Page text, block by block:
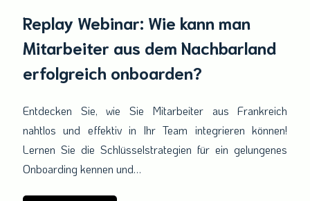
Webinar:
Wie
man
aus
dem
Nachbarland
erfolgreich
Replay Webinar: Wie kann man
Mitarbeiter aus dem Nachbarland
erfolgreich onboarden?
Entdecken Sie, wie Sie Mitarbeiter aus Frankreich
nahtlos und effektiv in Ihr Team integrieren können!
Lernen Sie die Schlüsselstrategien für ein gelungenes
Onboarding kennen und…